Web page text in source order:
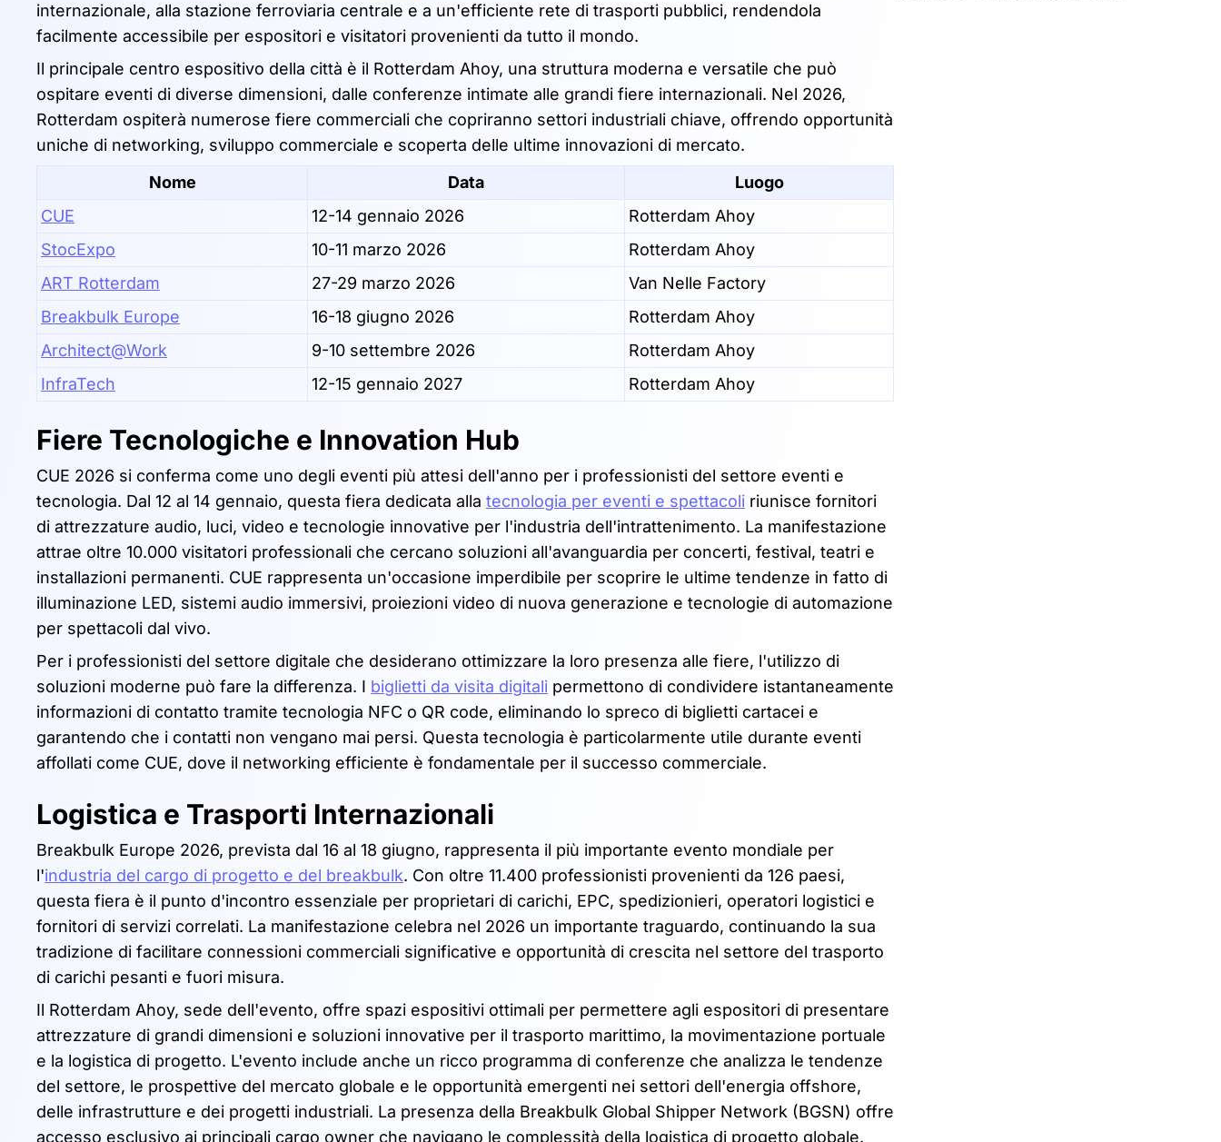
internazionale, alla stazione ferroviaria centrale e a un'efficiente rete di trasporti pubblici, rendendola
facilmente accessibile per espositori e visitatori provenienti da tutto il mondo.
Il principale centro espositivo della città è il Rotterdam Ahoy, una struttura moderna e versatile che può
ospitare eventi di diverse dimensioni, dalle conferenze intimate alle grandi fiere internazionali. Nel 2026,
Rotterdam ospiterà numerose fiere commerciali che copriranno settori industriali chiave, offrendo opportunità
uniche di networking, sviluppo commerciale e scoperta delle ultime innovazioni di mercato.
Nome
Data
Luogo
CUE
12-14 gennaio 2026
Rotterdam Ahoy
StocExpo
10-11 marzo 2026
Rotterdam Ahoy
ART Rotterdam
27-29 marzo 2026
Van Nelle Factory
Breakbulk Europe
16-18 giugno 2026
Rotterdam Ahoy
Architect@Work
9-10 settembre 2026
Rotterdam Ahoy
InfraTech
12-15 gennaio 2027 Rotterdam Ahoy
Fiere Tecnologiche e Innovation Hub
CUE 2026 si conferma come uno degli eventi più attesi dell'anno per i professionisti del settore eventi e
tecnologia. Dal 12 al 14 gennaio, questa fiera dedicata alla tecnologia per eventi e spettacoli riunisce fornitori
di attrezzature audio, luci, video e tecnologie innovative per l'industria dell'intrattenimento. La manifestazione
attrae oltre 10.000 visitatori professionali che cercano soluzioni all'avanguardia per concerti, festival, teatri e
installazioni permanenti. CUE rappresenta un'occasione imperdibile per scoprire le ultime tendenze in fatto di
illuminazione LED, sistemi audio immersivi, proiezioni video di nuova generazione e tecnologie di automazione
per spettacoli dal vivo.
Per i professionisti del settore digitale che desiderano ottimizzare la loro presenza alle fiere, l'utilizzo di
soluzioni moderne può fare la differenza. I biglietti da visita digitali permettono di condividere istantaneamente
informazioni di contatto tramite tecnologia NFC o QR code, eliminando lo spreco di biglietti cartacei e
garantendo che i contatti non vengano mai persi. Questa tecnologia è particolarmente utile durante eventi
affollati come CUE, dove il networking efficiente è fondamentale per il successo commerciale.
Logistica e Trasporti Internazionali
Breakbulk Europe 2026, prevista dal 16 al 18 giugno, rappresenta il più importante evento mondiale per
l'industria del cargo di progetto e del breakbulk. Con oltre 11.400 professionisti provenienti da 126 paesi,
questa fiera è il punto d'incontro essenziale per proprietari di carichi, EPC, spedizionieri, operatori logistici e
fornitori di servizi correlati. La manifestazione celebra nel 2026 un importante traguardo, continuando la sua
tradizione di facilitare connessioni commerciali significative e opportunità di crescita nel settore del trasporto
di carichi pesanti e fuori misura.
Il Rotterdam Ahoy, sede dell'evento, offre spazi espositivi ottimali per permettere agli espositori di presentare
attrezzature di grandi dimensioni e soluzioni innovative per il trasporto marittimo, la movimentazione portuale
e la logistica di progetto. L'evento include anche un ricco programma di conferenze che analizza le tendenze
del settore, le prospettive del mercato globale e le opportunità emergenti nei settori dell'energia offshore,
delle infrastrutture e dei progetti industriali. La presenza della Breakbulk Global Shipper Network (BGSN) offre
accesso esclusivo ai principali cargo owner che navigano le complessità della logistica di progetto globale.